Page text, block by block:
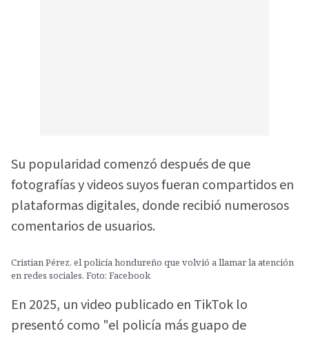
Su popularidad comenzó después de que
fotografías y videos suyos fueran compartidos en
plataformas digitales, donde recibió numerosos
comentarios de usuarios.
Cristian Pérez, el policía hondureño que volvió a llamar la atención
en redes sociales. Foto: Facebook
En 2025, un video publicado en TikTok lo
presentó como "el policía más guapo de